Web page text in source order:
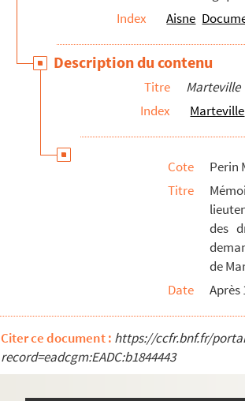
Saint-Simon
Serches
Trosly-Loire
Vadencourt et Bohéries
Index
Aisne
Description du contenu
Titre
Marteville
Index
Marteville
Cote
Perin
Titre
des
de
Date
Après
Citer ce document : https://ccfr.bnf.fr/
record=eadcgm:EADC:b1844443